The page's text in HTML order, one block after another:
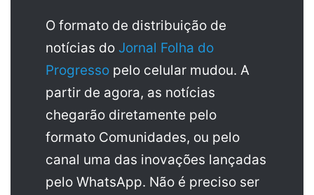
O formato de distribuição de
notícias do Jornal Folha do
Progresso pelo celular mudou. A
partir de agora, as notícias
chegarão diretamente pelo
formato Comunidades, ou pelo
canal uma das inovações lançadas
pelo WhatsApp. Não é preciso ser